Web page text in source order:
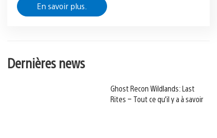
En savoir plus.
Dernières news
Ghost Recon Wildlands: Last
Rites – Tout ce qu’il y a à savoir